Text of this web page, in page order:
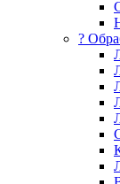
?